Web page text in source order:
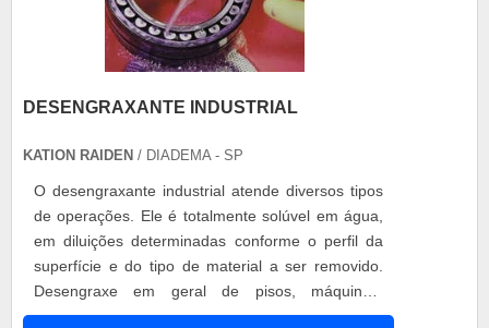
DESENGRAXANTE INDUSTRIAL
KATION RAIDEN / DIADEMA - SP
O desengraxante industrial atende diversos tipos
de operações. Ele é totalmente solúvel em água,
em diluições determinadas conforme o perfil da
superfície e do tipo de material a ser removido.
Desengraxe em geral de pisos, máquinas,
veículos de transporte, peças mecânicas,